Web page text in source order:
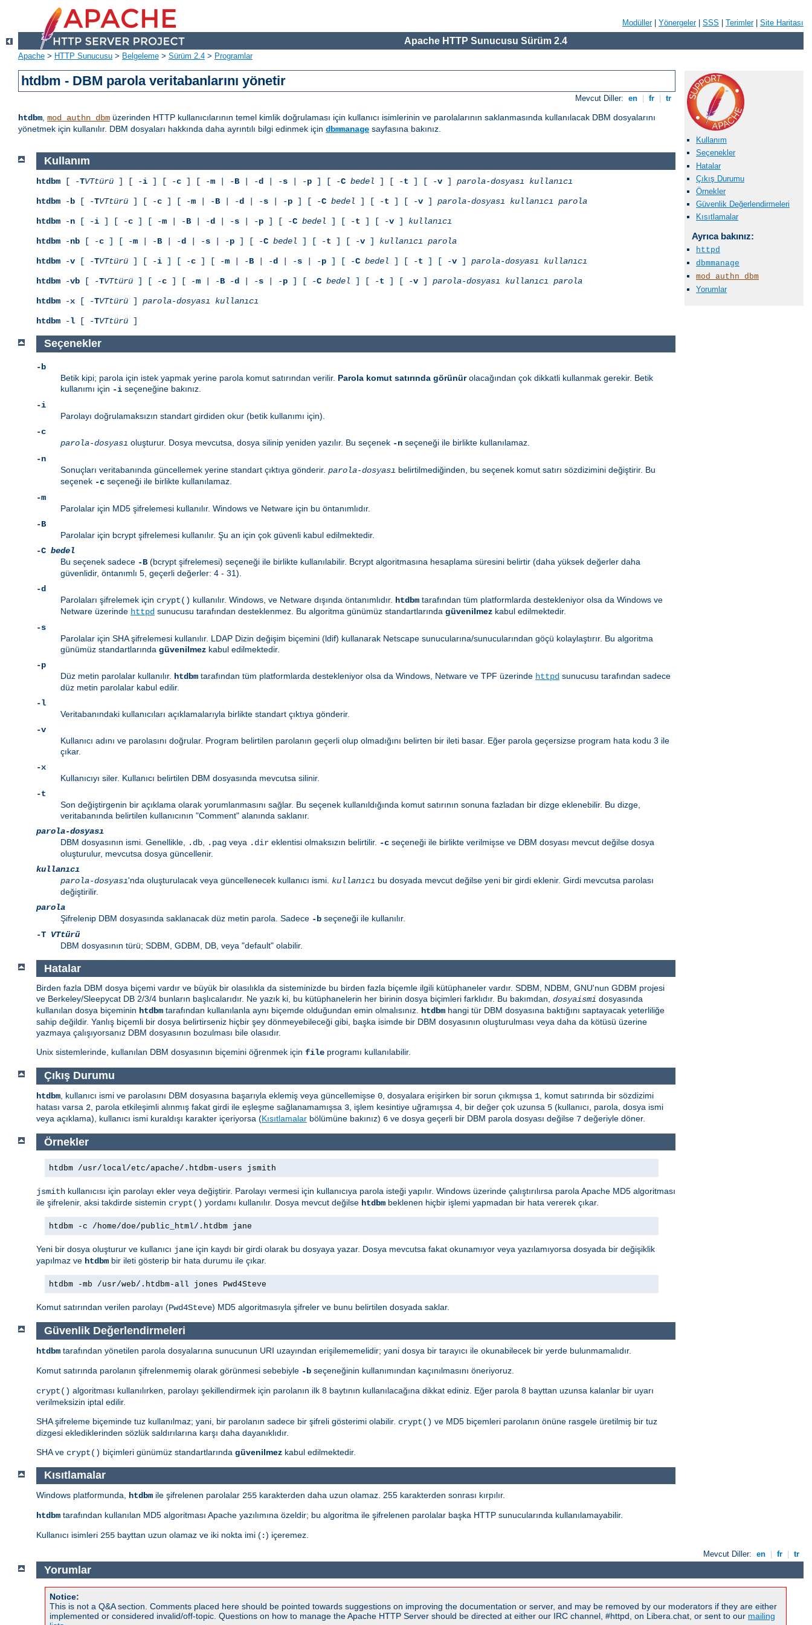
Modüller| Yönergeler| SSS Terimler| Site Haritası
Apache HTTP Sunucusu Sürüm 2.4
Apache > HTTP Sunucusu > Belgeleme > Sürüm 2.4 > Programlar
htdbm - DBM parola veritabanlarını yönetir
Mevcut Diller: en fr tr
htdbm, mod_authn_dbm üzerinden HTTP kullanıcılarının temel kimlik doğrulaması için kullanıcı isimlerinin ve parolalarının saklanmasında kullanılacak DBM dosyalarını
yönetmek için kullanılır. DBM dosyaları hakkında daha ayrıntılı bilgi edinmek için dbmmanage sayfasına bakınız.
Kullanım
Seçenekler
Hatalar
Çıkış Durumu
Örnekler
Güvenlik Değerlendirmeleri
Kısıtlamalar
Ayrıca bakınız:
httpd
dbmmanage
mod_authn_dbm
Yorumlar
Kullanım
htdbm [ -TVTtürü ] [ -i ] [ -c ] [ -m | -B | -d | -s | -p ] [ -C bedel ] [ -t ] [ -v ] parola-dosyası kullanıcı
htdbm -b [ -TVTtürü ] [ -c ] [ -m | -B | -d | -s | -p ] [ -C bedel ] [ -t ] [ -v ] parola-dosyası kullanıcı parola
htdbm -n [ -i ] [ -c ] [ -m | -B | -d | -s | -p ] [ -C bedel ] [ -t ] [ -v ] kullanıcı
htdbm -nb [ -c ] [ -m | -B | -d | -s | -p ] [ -C bedel ] [ -t ] [ -v ] kullanıcı parola
htdbm -v [ -TVTtürü ] [ -i ] [ -c ] [ -m | -B | -d | -s | -p ] [ -C bedel ] [ -t ] [ -v ] parola-dosyası kullanıcı
htdbm -vb [ -TVTtürü ] [ -c ] [ -m | -B -d | -s | -p ] [ -C bedel ] [ -t ] [ -v ] parola-dosyası kullanıcı parola
htdbm -x [ -TVTtürü ] parola-dosyası kullanıcı
htdbm -l [ -TVTtürü ]
Seçenekler
-b
Betik kipi; parola için istek yapmak yerine parola komut satırından verilir. Parola komut satırında görünürolacağından çok dikkatli kullanmak gerekir. Betik
kullanımı için -i seçeneğine bakınız.
-i
Parolayı doğrulamaksızın standart girdiden okur (betik kullanımı için).
-c
parola-dosyası oluşturur. Dosya mevcutsa, dosya silinip yeniden yazılır. Bu seçenek -n seçeneği ile birlikte kullanılamaz.
-n
Sonuçları veritabanında güncellemek yerine standart çıktıya gönderir. parola-dosyası belirtilmediğinden, bu seçenek komut satırı sözdizimini değiştirir. Bu
seçenek -c seçeneği ile birlikte kullanılamaz.
-m
Parolalar için MD5 şifrelemesi kullanılır. Windows ve Netware için bu öntanımlıdır.
-B
Parolalar için bcrypt şifrelemesi kullanılır. Şu an için çok güvenli kabul edilmektedir.
-C bedel
Bu seçenek sadece -B (bcrypt şifrelemesi) seçeneği ile birlikte kullanılabilir. Bcrypt algoritmasına hesaplama süresini belirtir (daha yüksek değerler daha
güvenlidir, öntanımlı 5, geçerli değerler: 4 - 31).
-d
Parolaları şifrelemek için crypt() kullanılır. Windows, ve Netware dışında öntanımlıdır. htdbm tarafından tüm platformlarda destekleniyor olsa da Windows ve
Netware üzerinde httpd sunucusu tarafından desteklenmez. Bu algoritma günümüz standartlarında güvenilmez kabul edilmektedir.
-s
Parolalar için SHA şifrelemesi kullanılır. LDAP Dizin değişim biçemini (ldif) kullanarak Netscape sunucularına/sunucularından göçü kolaylaştırır. Bu algoritma
günümüz standartlarında güvenilmez kabul edilmektedir.
-p
Düz metin parolalar kullanılır. htdbm tarafından tüm platformlarda destekleniyor olsa da Windows, Netware ve TPF üzerinde httpd sunucusu tarafından sadece
düz metin parolalar kabul edilir.
-l
Veritabanındaki kullanıcıları açıklamalarıyla birlikte standart çıktıya gönderir.
-v
Kullanıcı adını ve parolasını doğrular. Program belirtilen parolanın geçerli olup olmadığını belirten bir ileti basar. Eğer parola geçersizse program hata kodu 3 ile
çıkar.
-x
Kullanıcıyı siler. Kullanıcı belirtilen DBM dosyasında mevcutsa silinir.
-t
Son değiştirgenin bir açıklama olarak yorumlanmasını sağlar. Bu seçenek kullanıldığında komut satırının sonuna fazladan bir dizge eklenebilir. Bu dizge,
veritabanında belirtilen kullanıcının "Comment" alanında saklanır.
parola-dosyası
DBM dosyasının ismi. Genellikle,
.db .pag veya .dir eklentisi olmaksızın belirtilir. -c seçeneği ile birlikte verilmişse ve DBM dosyası mevcut değilse dosya
oluşturulur, mevcutsa dosya güncellenir.
kullanıcı
parola-dosyası'nda oluşturulacak veya güncellenecek kullanıcı ismi. kullanıcı bu dosyada mevcut değilse yeni bir girdi eklenir. Girdi mevcutsa parolası
değiştirilir.
parola
Şifrelenip DBM dosyasında saklanacak düz metin parola. Sadece -b seçeneği ile kullanılır.
-T VTtürü
DBM dosyasının türü; SDBM, GDBM, DB, veya "default" olabilir.
Hatalar
Birden fazla DBM dosya biçemi vardır ve büyük bir olasılıkla da sisteminizde bu birden fazla biçemle ilgili kütüphaneler vardır. SDBM, NDBM, GNU'nun GDBM projesi
ve Berkeley/Sleepycat DB 2/3/4 bunların başlıcalarıdır. Ne yazık ki, bu kütüphanelerin her birinin dosya biçimleri farklıdır. Bu bakımdan, dosyaismi dosyasında
kullanılan dosya biçeminin htdbm tarafından kullanılanla aynı biçemde olduğundan emin olmalısınız. htdbm hangi tür DBM dosyasına baktığını saptayacak yeterliliğe
sahip değildir. Yanlış biçemli bir dosya belirtirseniz hiçbir şey dönmeyebileceği gibi, başka isimde bir DBM dosyasının oluşturulması veya daha da kötüsü üzerine
yazmaya çalışıyorsanız DBM dosyasının bozulması bile olasıdır.
Unix sistemlerinde, kullanılan DBM dosyasının biçemini öğrenmek için file programı kullanılabilir.
Çıkış Durumu
htdbm , kullanıcı ismi ve parolasını DBM dosyasına başarıyla eklemiş veya güncellemişse 0 , dosyalara erişirken bir sorun çıkmışsa 1 , komut satırında bir sözdizimi
hatası varsa 2 , parola etkileşimli alınmış fakat girdi ile eşleşme sağlanamamışsa 3 , işlem kesintiye uğramışsa 4 , bir değer çok uzunsa 5 (kullanıcı, parola, dosya ismi
veya açıklama), kullanıcı ismi kuraldışı karakter içeriyorsa (Kısıtlamalar bölümüne bakınız) 6 ve dosya geçerli bir DBM parola dosyası değilse 7 değeriyle döner.
Örnekler
htdbm /usr/local/etc/apache/.htdbm-users jsmith
jsmith kullanıcısı için parolayı ekler veya değiştirir. Parolayı vermesi için kullanıcıya parola isteği yapılır. Windows üzerinde çalıştırılırsa parola Apache MD5 algoritması
ile şifrelenir, aksi takdirde sistemin crypt() yordamı kullanılır. Dosya mevcut değilse htdbm beklenen hiçbir işlemi yapmadan bir hata vererek çıkar.
htdbm -c /home/doe/public_html/.htdbm jane
Yeni bir dosya oluşturur ve kullanıcı jane için kaydı bir girdi olarak bu dosyaya yazar. Dosya mevcutsa fakat okunamıyor veya yazılamıyorsa dosyada bir değişiklik
yapılmaz ve htdbm bir ileti gösterip bir hata durumu ile çıkar.
htdbm -mb /usr/web/.htdbm-all jones Pwd4Steve
Komut satırından verilen parolayı (Pwd4Steve) MD5 algoritmasıyla şifreler ve bunu belirtilen dosyada saklar.
Güvenlik Değerlendirmeleri
htdbm tarafından yönetilen parola dosyalarına sunucunun URI uzayından erişilememelidir; yani dosya bir tarayıcı ile okunabilecek bir yerde bulunmamalıdır.
Komut satırında parolanın şifrelenmemiş olarak görünmesi sebebiyle -b seçeneğinin kullanımından kaçınılmasını öneriyoruz.
crypt() algoritması kullanılırken, parolayı şekillendirmek için parolanın ilk 8 baytının kullanılacağına dikkat ediniz. Eğer parola 8 bayttan uzunsa kalanlar bir uyarı
verilmeksizin iptal edilir.
SHA şifreleme biçeminde tuz kullanılmaz; yani, bir parolanın sadece bir şifreli gösterimi olabilir. crypt() ve MD5 biçemleri parolanın önüne rasgele üretilmiş bir tuz
dizgesi eklediklerinden sözlük saldırılarına karşı daha dayanıklıdır.
SHA ve crypt() biçimleri günümüz standartlarında güvenilmez kabul edilmektedir.
Kısıtlamalar
Windows platformunda, htdbm ile şifrelenen parolalar 255 karakterden daha uzun olamaz. 255 karakterden sonrası kırpılır.
htdbm tarafından kullanılan MD5 algoritması Apache yazılımına özeldir; bu algoritma ile şifrelenen parolalar başka HTTP sunucularında kullanılamayabilir.
Kullanıcı isimleri 255 bayttan uzun olamaz ve iki nokta imi (:) içeremez.
Mevcut Diller: en fr tr
Yorumlar
Notice:
This is not a Q&A section. Comments placed here should be pointed towards suggestions on improving the documentation or server, and may be removed by our moderators if they are either
implemented or considered invalid/off-topic. Questions on how to manage the Apache HTTP Server should be directed at either our IRC channel, #httpd, on Libera.chat, or sent to our mailing